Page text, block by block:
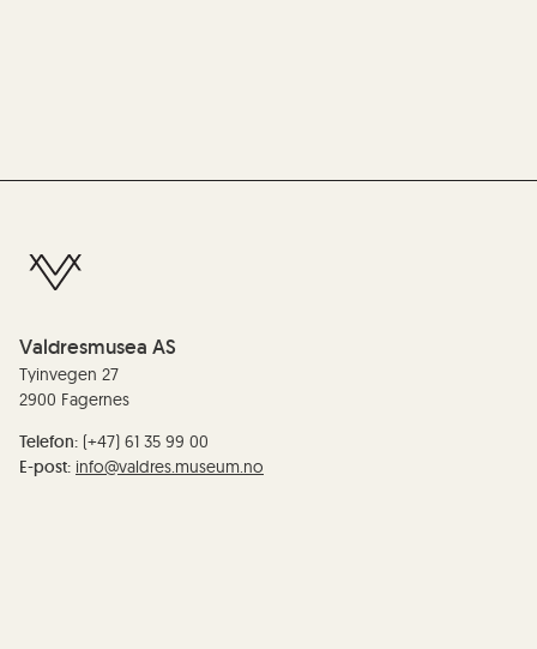
Valdresmusea AS
Tyinvegen 27
2900 Fagernes
Telefon: (+47) 61 35 99 00
E-post: info@valdres.museum.no